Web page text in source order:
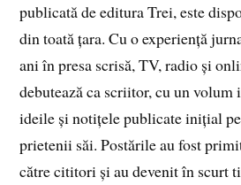
publicată de editura Trei, este
din toată țara. Cu o experiență
ani în presa scrisă, TV, radio și
debutează ca scriitor, cu un volum
ideile și notițele publicate inițial
prietenii săi. Postările au fost
către cititori și au devenit în scurt